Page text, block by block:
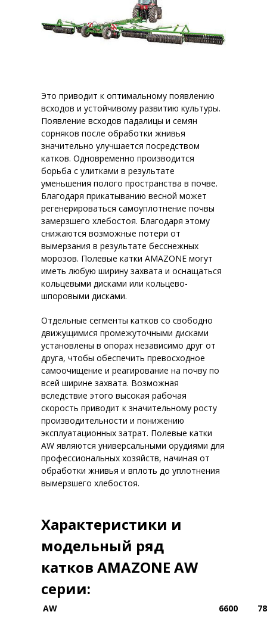
Это приводит к оптимальному появлению
всходов и устойчивому развитию культуры.
Появление всходов падалицы и семян
сорняков после обработки жнивья
значительно улучшается посредством
катков. Одновременно производится
борьба с улитками в результате
уменьшения полого пространства в почве.
Благодаря прикатыванию весной может
регенерироваться самоуплотнение почвы
замерзшего хлебостоя. Благодаря этому
снижаются возможные потери от
вымерзания в результате бесснежных
морозов. Полевые катки AMAZONE могут
иметь любую ширину захвата и оснащаться
кольцевыми дисками или кольцево-
шпоровыми дисками.
Отдельные сегменты катков со свободно
движущимися промежуточными дисками
установлены в опорах независимо друг от
друга, чтобы обеспечить превосходное
самоочищение и реагирование на почву по
всей ширине захвата. Возможная
вследствие этого высокая рабочая
скорость приводит к значительному росту
производительности и понижению
эксплуатационных затрат. Полевые катки
AW являются универсальными орудиями для
профессиональных хозяйств, начиная от
обработки жнивья и вплоть до уплотнения
вымерзшего хлебостоя.
Характеристики и
модельный ряд
катков AMAZONE AW
серии:
AW 6600